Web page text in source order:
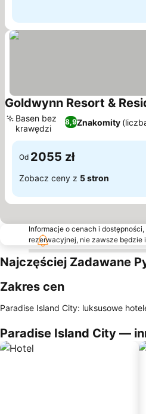
Goldwynn Resort &
8,9Znakomity
Basen bez
krawędzi
Od 2055 zł
Zobacz ceny z 5 stron
Informacje o cenach i
rezerwacyjnej, nie zawsze
Najczęściej Zadawane
Zakres cen
Paradise Island City: luksusowe
Paradise Island City —